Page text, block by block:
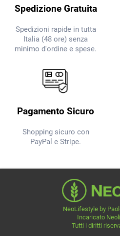
Spedizione Gratuita
Spedizioni rapide in tutta
Italia (48 ore) senza
minimo d'ordine e spese.
Pagamento Sicuro
Shopping sicuro con
PayPal e Stripe.
NeoLifestyle by
Incaricato
Tutti i diritti